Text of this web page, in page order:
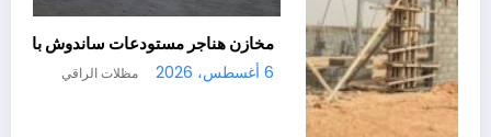
مخازن
6 أغسطس، 2026